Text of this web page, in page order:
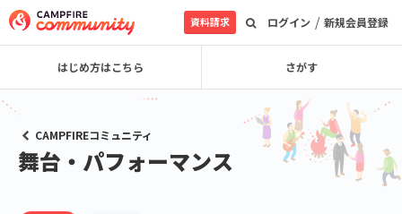
ログイン / 新規会員登録
資料請求
はじめ方はこちら さがす
CAMPFIREコミュニティ
舞台・パフォーマンス